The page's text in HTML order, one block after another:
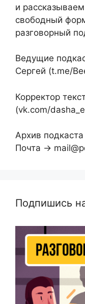
и
свободный
разговорный
Ведущие
Сергей (t.me/
Корректор
(vk.com/
Архив
Почта →
Подпишись